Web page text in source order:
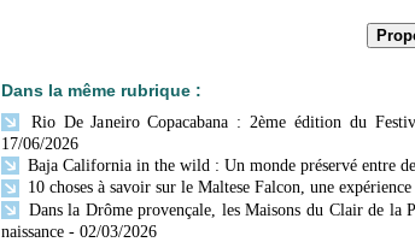
Dans la même rubrique :
Rio De Janeiro Copacabana : 2ème édition du
17/06/2026
Baja California in the wild : Un monde préservé entre
10 choses à savoir sur le Maltese Falcon, une
Dans la Drôme provençale, les Maisons du Clair de la
naissance - 02/03/2026